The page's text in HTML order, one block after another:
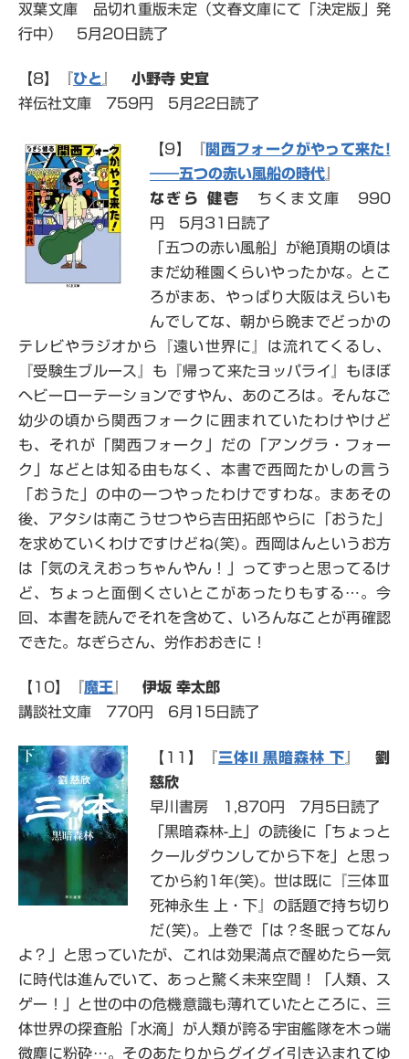
双葉文庫 品切れ重版未定（文春文庫にて「決定版」発
行中） 5月20日読了
【8】『ひと
小野寺 史宜
祥伝社文庫 759円 5月22日読了
【9】『 関西フォークがやって来た!
――五つの赤い風船の時代
なぎら 健壱 ちくま文庫 990
円 5月31日読了
「五つの赤い風船」が絶頂期の頃は
まだ幼稚園くらいやったかな。とこ
ろがまあ、やっぱり大阪はえらいも
んでしてな、朝から晩までどっかの
テレビやラジオから『遠い世界に』は流れてくるし、
『受験生ブルース』も『帰って来たヨッパライ』もほぼ
ヘビーローテーションですやん、あのころは。そんなご
幼少の頃から関西フォークに囲まれていたわけやけど
も、それが「関西フォーク」だの「アングラ・フォー
ク」などとは知る由もなく、本書で西岡たかしの言う
「おうた」の中の一つやったわけですわな。まあその
後、アタシは南こうせつやら吉田拓郎やらに「おうた」
を求めていくわけですけどね(笑)。西岡はんというお方
は「気のええおっちゃんやん！」ってずっと思ってるけ
ど、ちょっと面倒くさいとこがあったりもする…。今
回、本書を読んでそれを含めて、いろんなことが再確認
できた。なぎらさん、労作おおきに！
【10】『魔王
伊坂 幸太郎
講談社文庫 770円 6月15日読了
【11】『三体II 黒暗森林 下 』劉
慈欣
早川書房 1,870円 7月5日読了
「黒暗森林-上」の読後に「ちょっと
クールダウンしてから下を」と思っ
てから約1年(笑)。世は既に『三体Ⅲ
死神永生 上・下』の話題で持ち切り
だ(笑)。上巻で「は？冬眠ってなん
よ？」と思っていたが、これは効果満点で醒めたら一気
に時代は進んでいて、あっと驚く未来空間！「人類、ス
ゲー！」と世の中の危機意識も薄れていたところに、三
体世界の探査船「水滴」が人類が誇る宇宙艦隊を木っ端
微塵に粉砕…。そのあたりからグイグイ引き込まれてゆ